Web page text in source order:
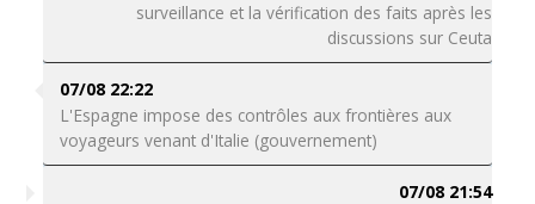
surveillance et la vérification des faits après les
discussions sur Ceuta
07/08 22:22
L'Espagne impose des contrôles aux frontières aux
voyageurs venant d'Italie (gouvernement)
07/08 21:54